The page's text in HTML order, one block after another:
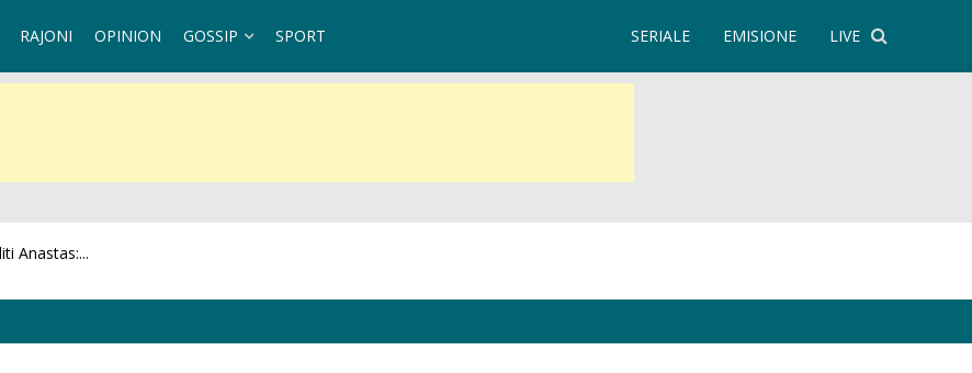
RAJONI OPINION GOSSIP SPORT LIVE
EMISIONE
SERIALE
motorin, një i...